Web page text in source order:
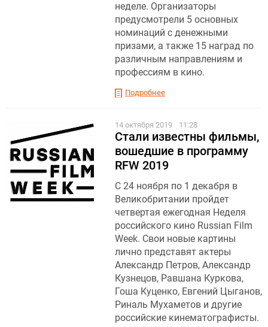
неделе. Организаторы
предусмотрели 5 основных
номинаций с денежными
призами, а также 15 наград по
различным направлениям и
профессиям в кино.
Подробнее
14 октября 2019 11:28
Стали известны фильмы,
вошедшие в программу
RFW 2019
С 24 ноября по 1 декабря в
Великобритании пройдет
четвертая ежегодная Неделя
российского кино Russian Film
Week. Свои новые картины
лично представят актеры
Александр Петров, Александр
Кузнецов, Равшана Куркова,
Гоша Куценко, Евгений Цыганов,
Риналь Мухаметов и другие
российские кинематографисты.